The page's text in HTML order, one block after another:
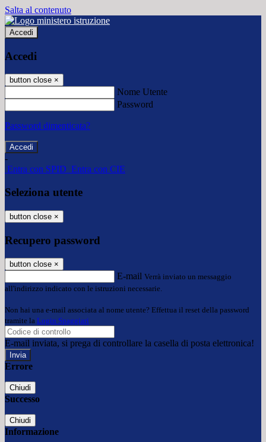
Salta al contenuto
Accedi
Accedi
button close ×
Nome Utente
Password
Password dimenticata?
-
Entra con SPID Entra con CIE
Seleziona utente
button close ×
Recupero password
button close ×
E-mail Verrà inviato un messaggio
all'indirizzo indicato con le istruzioni necessarie.
Non hai una e-mail associata al nome utente? Effettua il reset della password
tramite la Login Spaggiari
E-mail inviata, si prega di controllare la casella di posta elettronica!
Errore
Chiudi
Successo
Chiudi
Informazione